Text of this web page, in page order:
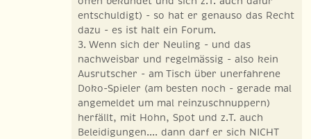
entschuldigt) - so hat er genauso das Recht
dazu - es ist halt ein Forum.
3. Wenn sich der Neuling - und das
nachweisbar und regelmässig - also kein
Ausrutscher - am Tisch über unerfahrene
Doko-Spieler (am besten noch - gerade mal
angemeldet um mal reinzuschnuppern)
herfällt, mit Hohn, Spot und z.T. auch
Beleidigungen.... dann darf er sich NICHT